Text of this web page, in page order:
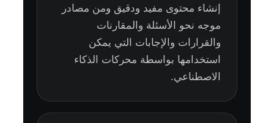
إنشاء محتوى مفيد ودقيق ومن مصادر
موجه نحو الأسئلة والمقارنات
والقرارات والإجابات التي يمكن
استخدامها بواسطة محركات الذكاء
الاصطناعي.